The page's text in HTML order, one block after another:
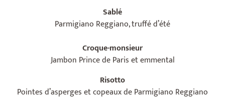
Sablé
Parmigiano Reggiano, truffé d’été
Croque-monsieur
Jambon Prince de Paris et emmental
Risotto
Pointes d’asperges et copeaux de Parmigiano Reggiano